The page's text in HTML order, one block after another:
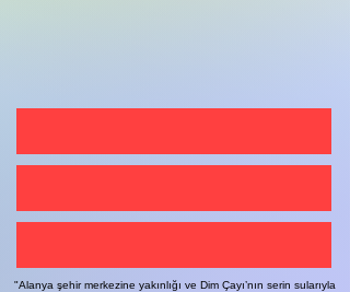
"Alanya şehir merkezine yakınlığı ve Dim Çayı’nın serin sularıyla